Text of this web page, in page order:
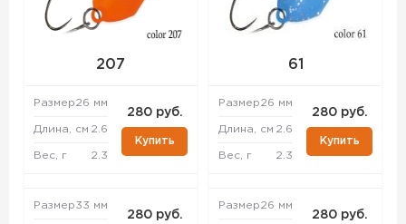
207
Размер26 мм
Длина, см 2.6
Вес, г 2.3
280 руб.
Купить
Размер33 мм
280 руб.
61
Размер26 мм
Длина, см 2.6
Вес, г 2.3
280 руб.
Купить
Размер26 мм
280 руб.